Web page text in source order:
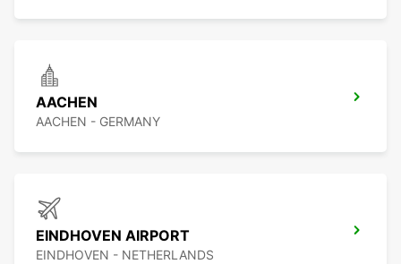
AACHEN
AACHEN - GERMANY
EINDHOVEN AIRPORT
EINDHOVEN - NETHERLANDS